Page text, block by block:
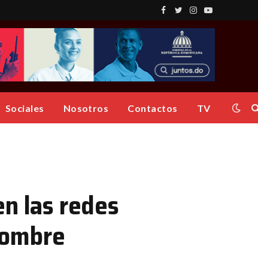
Facebook
TwitterInstagram
YouTube
Sociales Nosotros Contactos TV
las redes